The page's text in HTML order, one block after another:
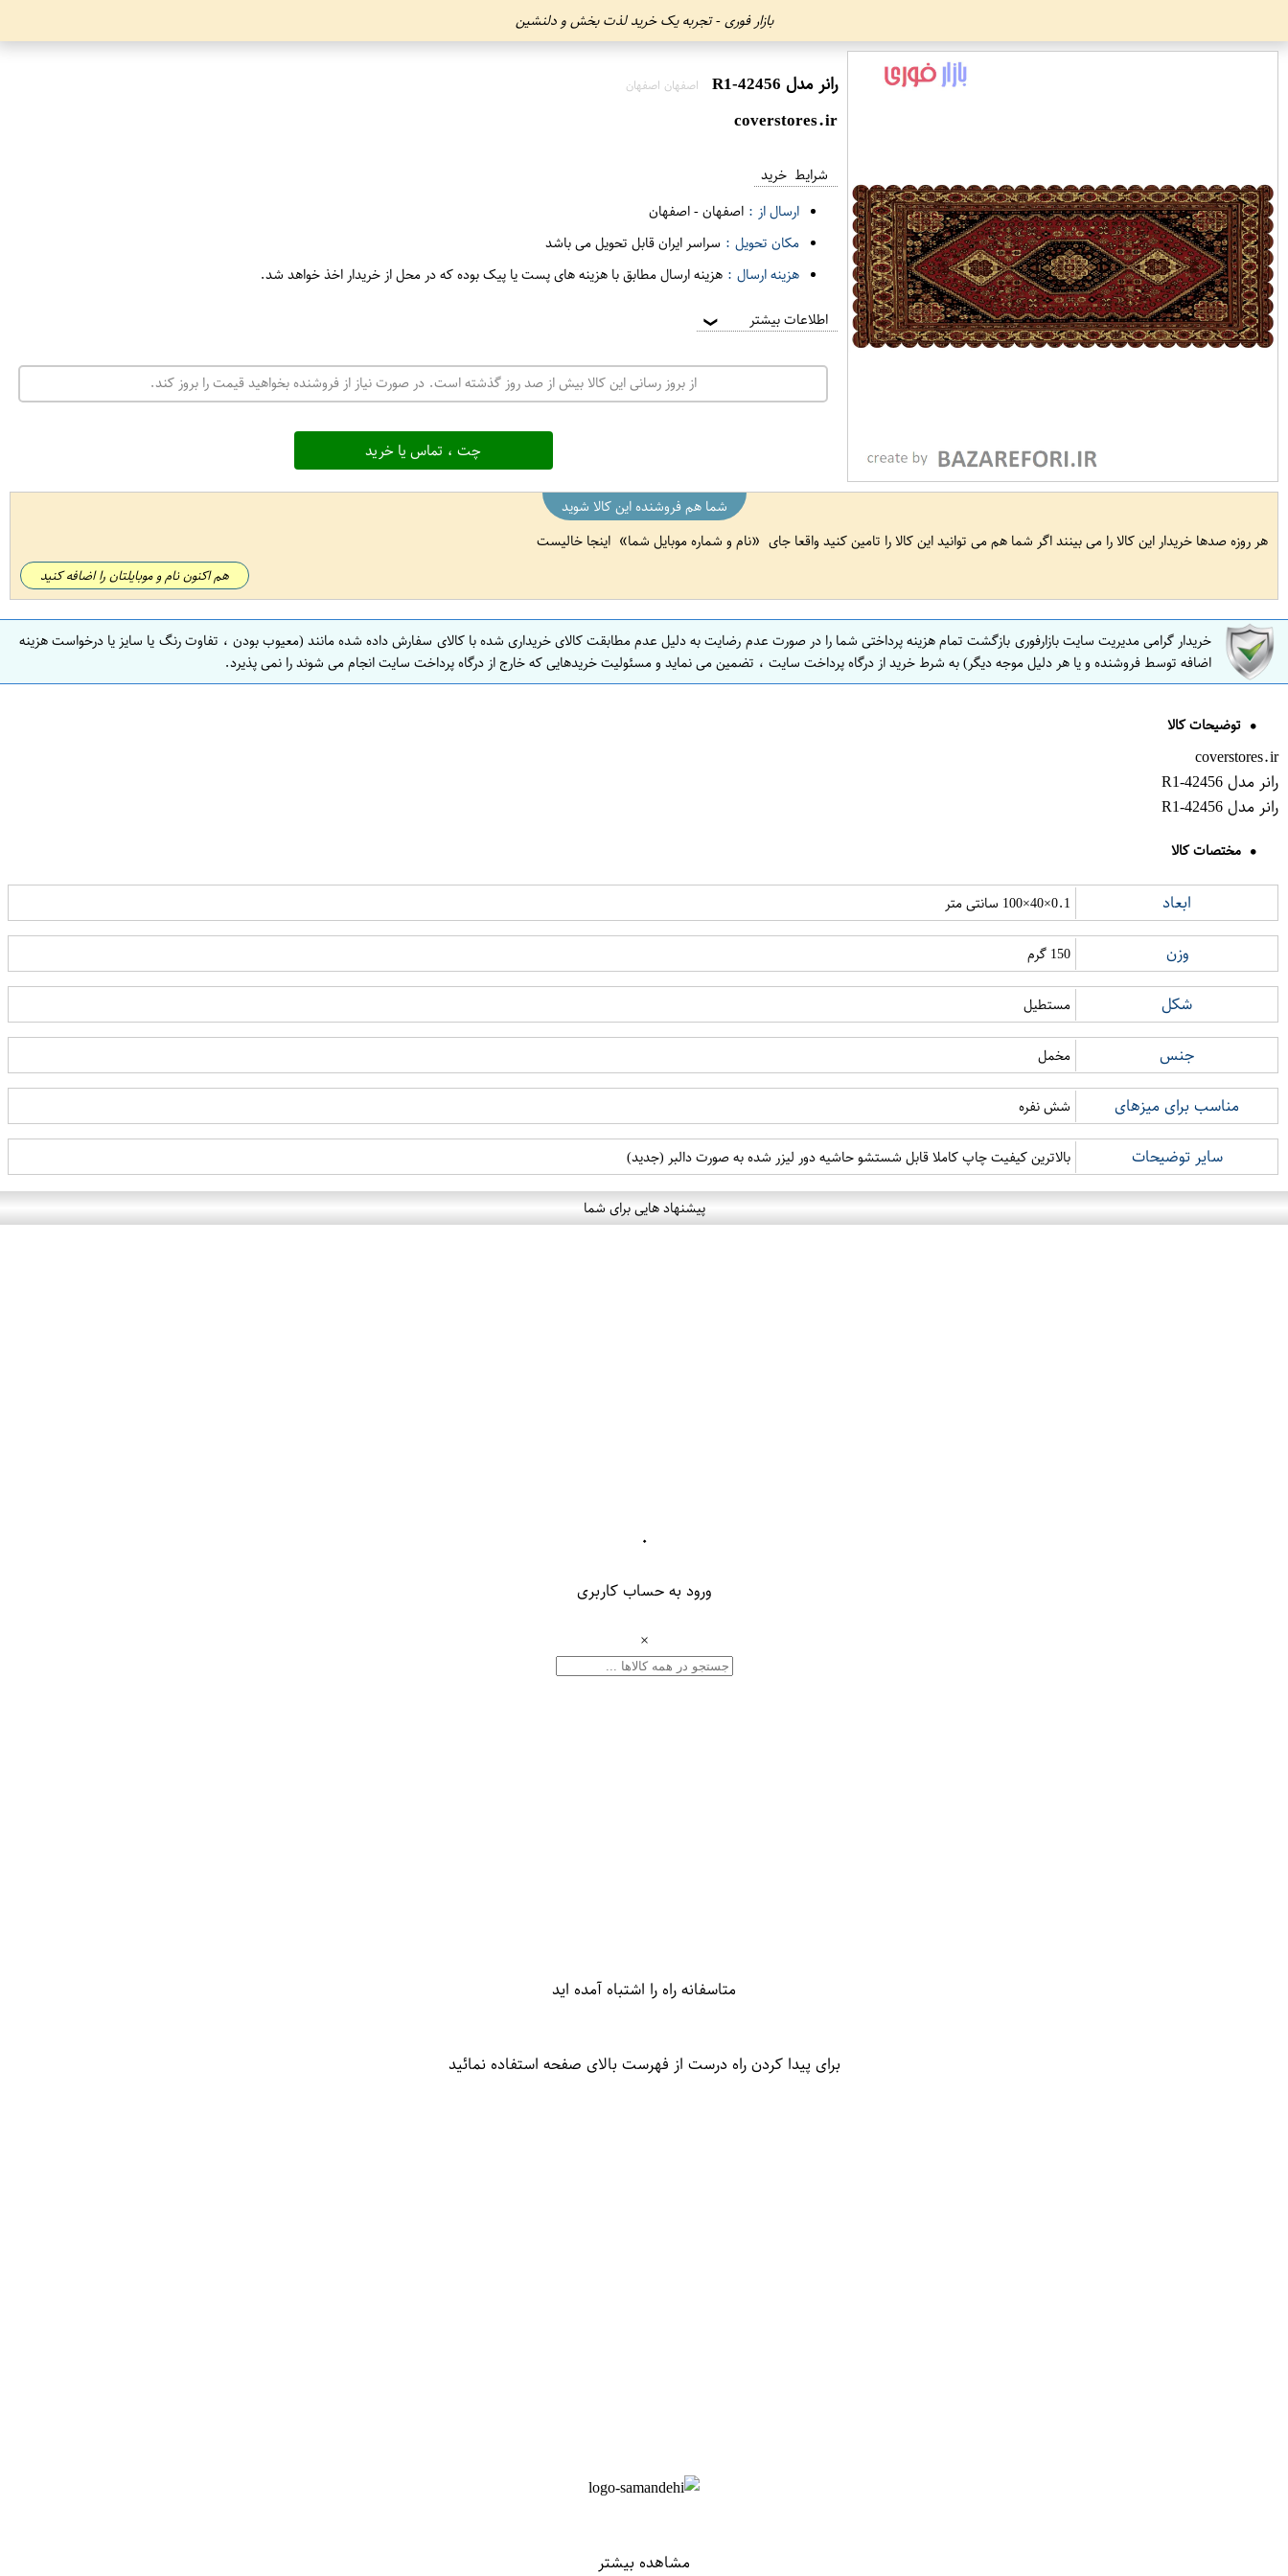
بازار فوری - تجربه یک خرید لذت بخش و دلنشین
رانر مدل R1-42456 اصفهان اصفهان
coverstores.ir
شرایط خرید
ارسال از : اصفهان-اصفهان
مکان تحویل : سراسر ایران قابل تحویل می باشد
هزینه ارسال : هزینه ارسال مطابق با هزینه های پست یا پیک بوده که در محل از خریدار اخذ خواهد شد.
اطلاعات بیشتر ❯
از بروز رسانی این کالا بیش از صد روز گذشته است. در صورت نیاز از فروشنده بخواهید قیمت را بروز کند.
چت ، تماس یا خرید
شما هم فروشنده این کالا شوید
هر روزه صدها خریدار این کالا را می بینند اگر شما هم می توانید این کالا را تامین کنید واقعا جای
نام و شماره موبایل شما اینجا خالیست
هم اکنون نام و موبایلتان را اضافه کنید
خریدار گرامی مدیریت سایت بازارفوری بازگشت تمام هزینه پرداختی شما را در صورت عدم رضایت به دلیل عدم مطابقت کالای خریداری شده با کالای سفارش داده شده مانند (معیوب بودن ، تفاوت رنگ یا سایز یا درخواست هزینه
اضافه توسط فروشنده و یا هر دلیل موجه دیگر) به شرط خرید از درگاه پرداخت سایت ، تضمین می نماید و مسئولیت خریدهایی که خارج از درگاه پرداخت سایت انجام می شوند را نمی پذیرد.
توضیحات کالا
coverstores.ir
رانر مدل R1-42456
رانر مدل R1-42456
مختصات کالا
ابعاد 0.1×40×100 سانتی متر
وزن 150 گرم
شکل مستطیل
جنس مخمل
مناسب برای میزهای شش نفره
سایر توضیحات بالاترین کیفیت چاپ کاملا قابل شستشو حاشیه دور لیزر شده به صورت دالبر (جدید)
پیشنهاد هایی برای شما
۰
ورود به حساب کاربری
×
متاسفانه راه را اشتباه آمده اید
برای پیدا کردن راه درست از فهرست بالای صفحه استفاده نمائید
مشاهده بیشتر